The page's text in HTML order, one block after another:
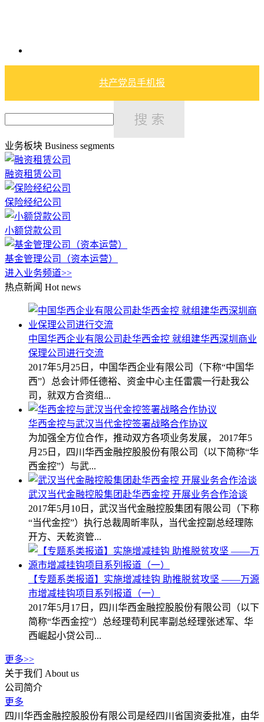
共产党员手机报
业务板块 Business segments
融资租赁公司
保险经纪公司
小额贷款公司
基金管理公司（资本运营）
进入业务频道>>
热点新闻 Hot news
中国华西企业有限公司赴华西金控 就组建华西深圳商业
保理公司进行交流
2017年5月25日，中国华西企业有限公司（下称“中国华
西”）总会计师任德裕、资金中心主任雷震一行赴我公
司，就双方合资组...
华西金控与武汉当代金控签署战略合作协议
为加强全方位合作，推动双方各项业务发展， 2017年5
月25日，四川华西金融控股股份有限公司（以下简称“华
西金控”）与武...
武汉当代金融控股集团赴华西金控 开展业务合作洽谈
2017年5月10日，武汉当代金融控股集团有限公司（下称
“当代金控”）执行总裁周昕率队，当代金控副总经理陈
开方、天乾资管...
【专题系类报道】实施增减挂钩 助推脱贫攻坚 ——万源
市增减挂钩项目系列报道（一）
2017年5月17日，四川华西金融控股股份有限公司（以下
简称“华西金控”）总经理苟利民率副总经理张述军、华
西崛起小贷公司...
更多>>
关于我们
About us
公司简介
更多
四川华西金融控股股份有限公司是经四川省国资委批准，由华